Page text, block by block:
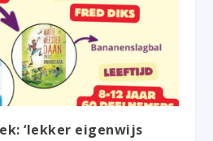
‘lekker eigenwijs